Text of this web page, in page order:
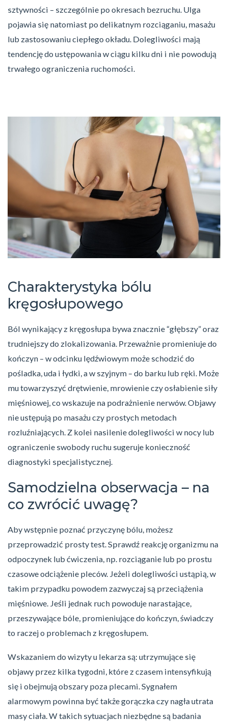
sztywności – szczególnie po okresach bezruchu. Ulga
pojawia się natomiast po delikatnym rozciąganiu, masażu
lub zastosowaniu ciepłego okładu. Dolegliwości mają
tendencję do ustępowania w ciągu kilku dni i nie powodują
trwałego ograniczenia ruchomości.
Charakterystyka bólu
kręgosłupowego
Ból wynikający z kręgosłupa bywa znacznie “głębszy” oraz
trudniejszy do zlokalizowania. Przeważnie promieniuje do
kończyn – w odcinku lędźwiowym może schodzić do
pośladka, uda i łydki, a w szyjnym – do barku lub ręki. Może
mu towarzyszyć drętwienie, mrowienie czy osłabienie siły
mięśniowej, co wskazuje na podrażnienie nerwów. Objawy
nie ustępują po masażu czy prostych metodach
rozluźniających. Z kolei nasilenie dolegliwości w nocy lub
ograniczenie swobody ruchu sugeruje konieczność
diagnostyki specjalistycznej.
Samodzielna obserwacja – na
co zwrócić uwagę?
Aby wstępnie poznać przyczynę bólu, możesz
przeprowadzić prosty test. Sprawdź reakcję organizmu na
odpoczynek lub ćwiczenia, np. rozciąganie lub po prostu
czasowe odciążenie pleców. Jeżeli dolegliwości ustąpią, w
takim przypadku powodem zazwyczaj są przeciążenia
mięśniowe. Jeśli jednak ruch powoduje narastające,
przeszywające bóle, promieniujące do kończyn, świadczy
to raczej o problemach z kręgosłupem.
Wskazaniem do wizyty u lekarza są: utrzymujące się
objawy przez kilka tygodni, które z czasem intensyfikują
się i obejmują obszary poza plecami. Sygnałem
alarmowym powinna być także gorączka czy nagła utrata
masy ciała. W takich sytuacjach niezbędne są badania